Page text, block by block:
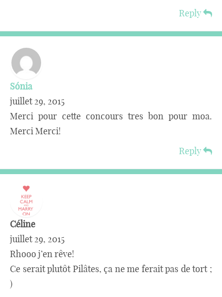
Reply
Sónia
juillet 29, 2015
Merci pour cette concours tres bon pour moa.
Merci Merci!
Reply
Céline
juillet 29, 2015
Rhooo j’en rêve!
Ce serait plutôt Pilâtes, ça ne me ferait pas de tort ;
)